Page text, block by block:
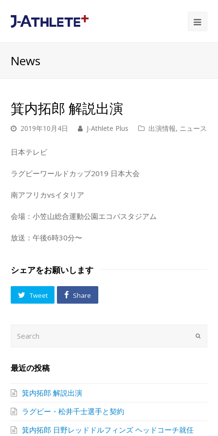
News
箕内拓郎 解説出演
2019年10月4日 J-Athlete Plus 出演情報, ニュース
日本テレビ
ラグビーワールドカップ2019 日本大会
南アフリカvsイタリア
会場：小笠山総合運動公園エコパスタジアム
放送：午後6時30分〜
シェアをお願いします
Tweet Share
Submit
最近の投稿
箕内拓郎 解説出演
ラグビー・松井千士選手と契約
箕内拓郎 日野レッドドルフィンズ ヘッドコーチ就任